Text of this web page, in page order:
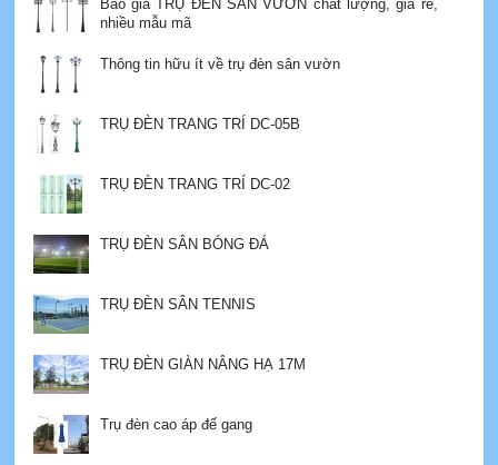
Báo giá TRỤ ĐÈN SÂN VƯỜN chất lượng, giá rẻ,
nhiều mẫu mã
Thông tin hữu ít về trụ đèn sân vườn
TRỤ ĐÈN TRANG TRÍ DC-05B
TRỤ ĐÈN TRANG TRÍ DC-02
TRỤ ĐÈN SÂN BÓNG ĐÁ
TRỤ ĐÈN SÂN TENNIS
TRỤ ĐÈN GIÀN NÂNG HẠ 17M
Trụ đèn cao áp đế gang